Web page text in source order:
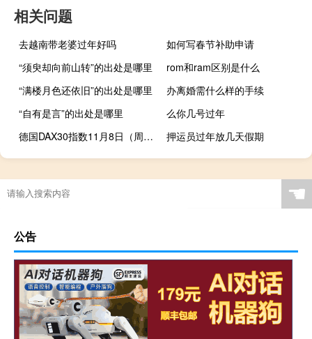
相关问题
去越南带老婆过年好吗
如何写春节补助申请
“须臾却向前山转”的出处是哪里
rom和ram区别是什么
“满楼月色还依旧”的出处是哪里
办离婚需什么样的手续
“自有是言”的出处是哪里
么你几号过年
德国DAX30指数11月8日（周三）收盘上涨74.16点涨幅0.49%报15226.80点；英国富时100指数11月8日（周三）收盘下跌6.35点跌幅0.09%报7403.69点；法国CAC40指数11月8日（周三）收盘上涨50.53点涨幅0.72%报7036.76点；欧洲斯托克50指数11月8日（周三）收盘上涨25.08点涨幅0.60%报4178.45点；西班牙IBEX35指数11月8日（周三）收盘上涨49.22点涨幅0.53%报9285.12点；意大利富时MIB指数11月8日（周三）收盘上涨40.10
押运员过年放几天假期
☚
公告